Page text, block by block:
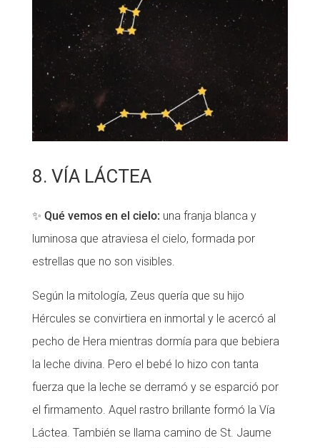
8. VÍA LÁCTEA
✨ Qué vemos en el cielo: una franja blanca y
luminosa que atraviesa el cielo, formada por
estrellas que no son visibles.
Según la mitología, Zeus quería que su hijo
Hércules se convirtiera en inmortal y le acercó al
pecho de Hera mientras dormía para que bebiera
la leche divina. Pero el bebé lo hizo con tanta
fuerza que la leche se derramó y se esparció por
el firmamento. Aquel rastro brillante formó la Vía
Láctea. También se llama camino de St. Jaume